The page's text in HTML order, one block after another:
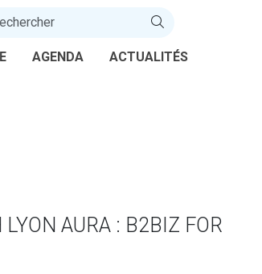
AGENDA ACTUALITÉS
LYON AURA : B2BIZ FOR